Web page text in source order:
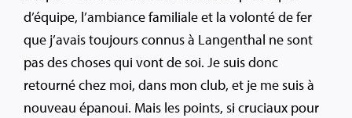
d’équipe, l’ambiance familiale et la volonté de fer
que j’avais toujours connus à Langenthal ne sont
pas des choses qui vont de soi. Je suis donc
retourné chez moi, dans mon club, et je me suis à
nouveau épanoui. Mais les points, si cruciaux pour